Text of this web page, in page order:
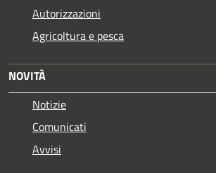
Autorizzazioni
Agricoltura e pesca
NOVITÀ
Notizie
Comunicati
Avvisi